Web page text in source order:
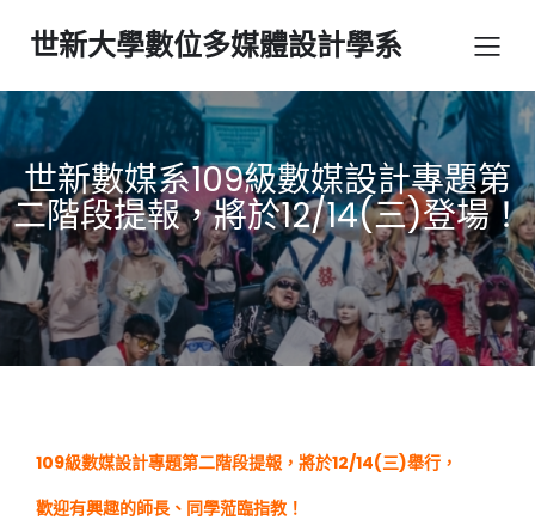
世新大學數位多媒體設計學系
世新數媒系109級數媒設計專題第
二階段提報，將於12/14(三)登場！
109級數媒設計專題第二階段提報，將於12/14(三)舉行，
歡迎有興趣的師長、同學蒞臨指教！